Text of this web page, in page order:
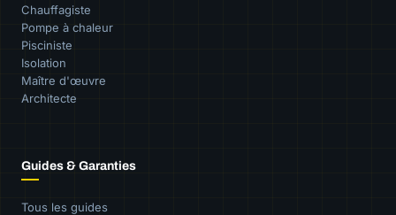
Chauffagiste
Pompe à chaleur
Pisciniste
Isolation
Maître d'œuvre
Architecte
Guides & Garanties
Tous les guides